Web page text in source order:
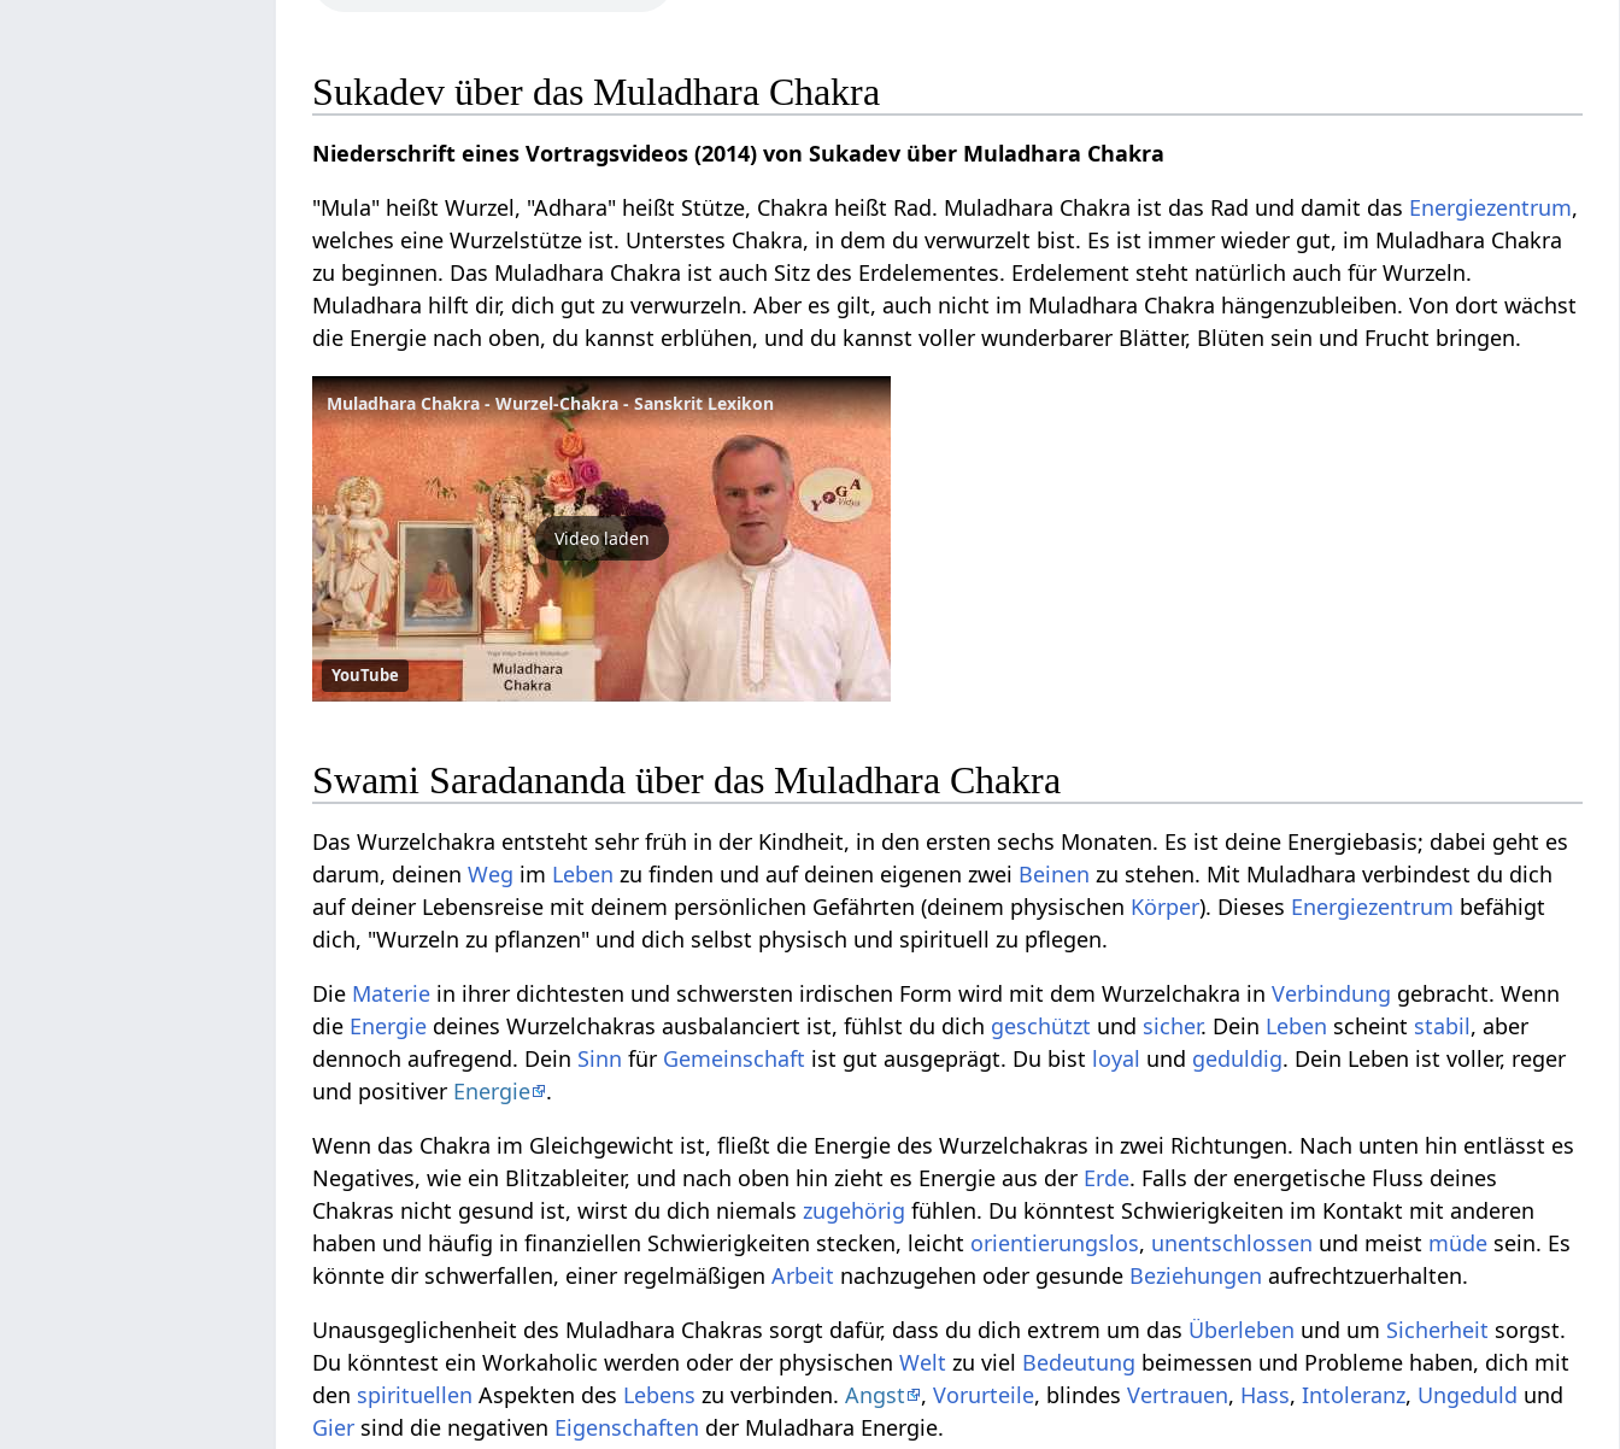
Sukadev über das Muladhara Chakra
Niederschrift eines Vortragsvideos (2014) von Sukadev über Muladhara Chakra
"Mula" heißt Wurzel, "Adhara" heißt Stütze, Chakra heißt Rad. Muladhara Chakra ist das Rad und damit das Energiezentrum,
welches eine Wurzelstütze ist. Unterstes Chakra, in dem du verwurzelt bist. Es ist immer wieder gut, im Muladhara Chakra
zu beginnen. Das Muladhara Chakra ist auch Sitz des Erdelementes. Erdelement steht natürlich auch für Wurzeln.
Muladhara hilft dir, dich gut zu verwurzeln. Aber es gilt, auch nicht im Muladhara Chakra hängenzubleiben. Von dort wächst
die Energie nach oben, du kannst erblühen, und du kannst voller wunderbarer Blätter, Blüten sein und Frucht bringen.
Muladhara Chakra - Wurzel-Chakra - Sanskrit Lexikon
Video laden
YouTube
Swami Saradananda über das Muladhara Chakra
Das Wurzelchakra entsteht sehr früh in der Kindheit, in den ersten sechs Monaten. Es ist deine Energiebasis; dabei geht es
darum, deinenWeg im Leben zu finden und auf deinen eigenen zwei Beinen zu stehen. Mit Muladhara verbindest du dich
auf deiner Lebensreise mit deinem persönlichen Gefährten (deinem physischen Körper). Dieses Energiezentrum befähigt
dich, "Wurzeln zu pflanzen" und dich selbst physisch und spirituell zu pflegen.
Die Materie in ihrer dichtesten und schwersten irdischen Form wird mit dem Wurzelchakra inVerbindung gebracht. Wenn
die Energie deines Wurzelchakras ausbalanciert ist, fühlst du dich geschützt und sicher. Dein Leben scheint stabil, aber
dennoch aufregend. Dein Sinn für Gemeinschaft ist gut ausgeprägt. Du bist loyal und geduldig. Dein Leben ist voller, reger
und positiver Energie .
Wenn das Chakra im Gleichgewicht ist, fließt die Energie des Wurzelchakras in zwei Richtungen. Nach unten hin entlässt es
Negatives, wie ein Blitzableiter, und nach oben hin zieht es Energie aus der Erde. Falls der energetische Fluss deines
Chakras nicht gesund ist, wirst du dich niemalszugehörig fühlen. Du könntest Schwierigkeiten im Kontakt mit anderen
haben und häufig in finanziellen Schwierigkeiten stecken, leicht orientierungslos, unentschlossen und meist müde sein. Es
könnte dir schwerfallen, einer regelmäßigenArbeit nachzugehen oder gesunde Beziehungen aufrechtzuerhalten.
Unausgeglichenheit des Muladhara Chakras sorgt dafür, dass du dich extrem um das Überleben und um Sicherheit sorgst.
Du könntest ein Workaholic werden oder der physischenWelt zu viel Bedeutung beimessen und Probleme haben, dich mit
den spirituellen Aspekten des Lebens zu verbinden.Angst ,Vorurteile, blindesVertrauen, Hass,Intoleranz, Ungeduld und
Gier sind die negativen Eigenschaften der Muladhara Energie.